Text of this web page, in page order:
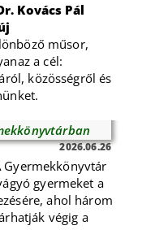
Kovács Pál
műsor,
a cél:
közösségről és
2026.06.26
Gyermekkönyvtár
gyermeket a
ahol három
végig a